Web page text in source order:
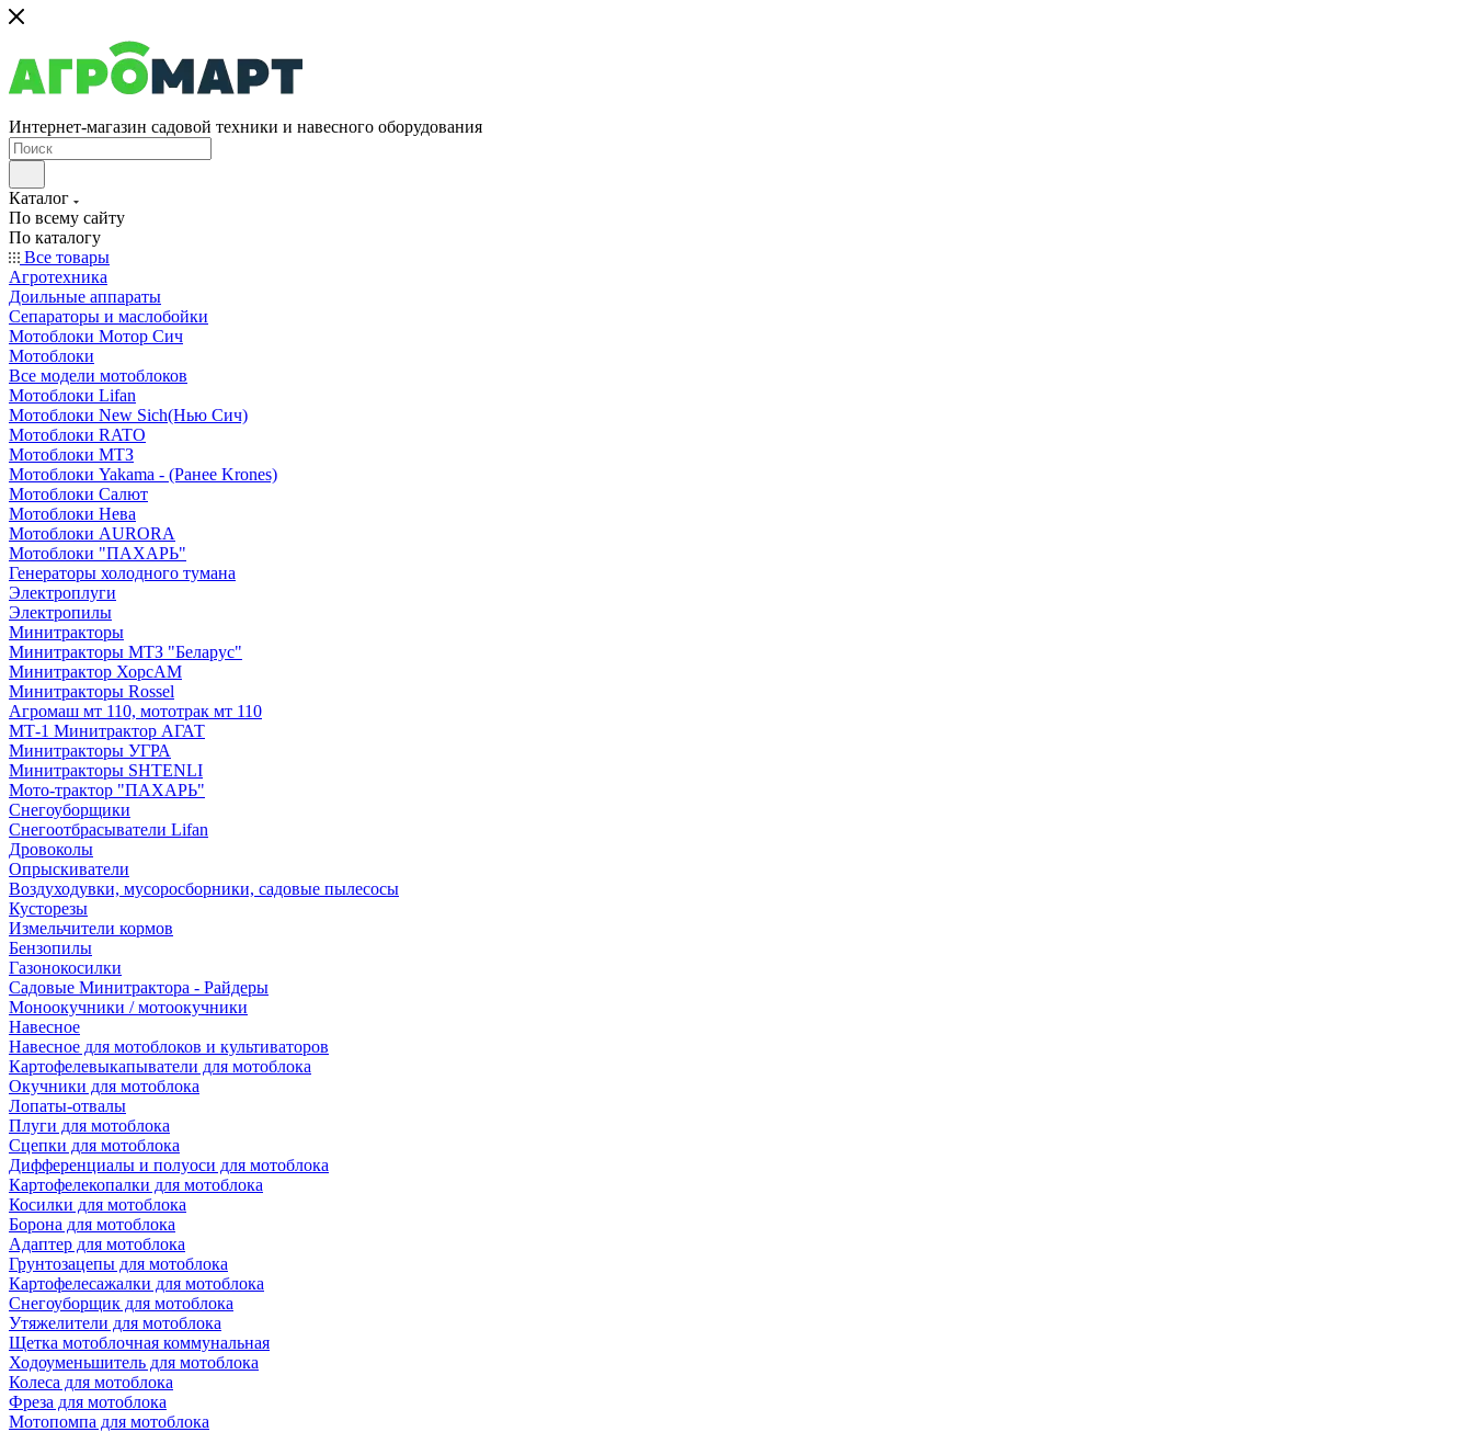
Интернет-магазин садовой техники и навесного оборудования
Каталог
По всему сайту
По каталогу
Все товары
Агротехника
Доильные аппараты
Сепараторы и маслобойки
Мотоблоки Мотор Сич
Мотоблоки
Все модели мотоблоков
Мотоблоки Lifan
Мотоблоки New Sich(Нью Сич)
Мотоблоки RATO
Мотоблоки МТЗ
Мотоблоки Yakama - (Ранее Krones)
Мотоблоки Салют
Мотоблоки Нева
Мотоблоки AURORA
Мотоблоки "ПАХАРЬ"
Генераторы холодного тумана
Электроплуги
Электропилы
Минитракторы
Минитракторы МТЗ "Беларус"
Минитрактор ХорсАМ
Минитракторы Rossel
Агромаш мт 110, мототрак мт 110
МТ-1 Минитрактор АГАТ
Минитракторы УГРА
Минитракторы SHTENLI
Мото-трактор "ПАХАРЬ"
Снегоуборщики
Снегоотбрасыватели Lifan
Дровоколы
Опрыскиватели
Воздуходувки, мусоросборники, cадовые пылесосы
Кусторезы
Измельчители кормов
Бензопилы
Газонокосилки
Садовые Минитрактора - Райдеры
Моноокучники / мотоокучники
Навесное
Навесное для мотоблоков и культиваторов
Картофелевыкапыватели для мотоблока
Окучники для мотоблока
Лопаты-отвалы
Плуги для мотоблока
Сцепки для мотоблока
Дифференциалы и полуоси для мотоблока
Картофелекопалки для мотоблока
Косилки для мотоблока
Борона для мотоблока
Адаптер для мотоблока
Грунтозацепы для мотоблока
Картофелесажалки для мотоблока
Снегоуборщик для мотоблока
Утяжелители для мотоблока
Щетка мотоблочная коммунальная
Ходоуменьшитель для мотоблока
Колеса для мотоблока
Фреза для мотоблока
Мотопомпа для мотоблока